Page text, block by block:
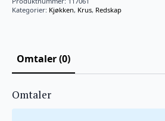
Kategorier: Kjøkken, Krus, Redskap
Omtaler (0)
Omtaler